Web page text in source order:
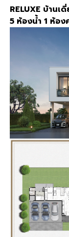
RELUXE บ้าน
5 ห้องน้ำ 1 ห้อ